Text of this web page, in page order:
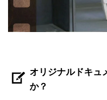
オリジナルドキュ
か？